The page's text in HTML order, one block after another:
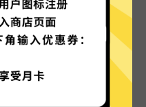
戏加速器?
超多加速服务器节点，并